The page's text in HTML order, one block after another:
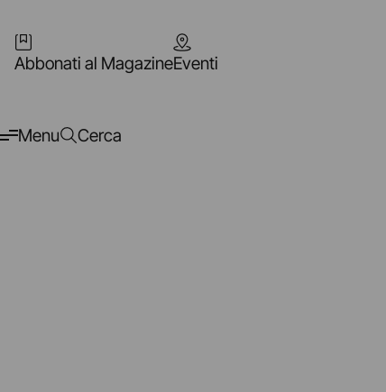
Abbonati al MagazineEventi
Menu Cerca